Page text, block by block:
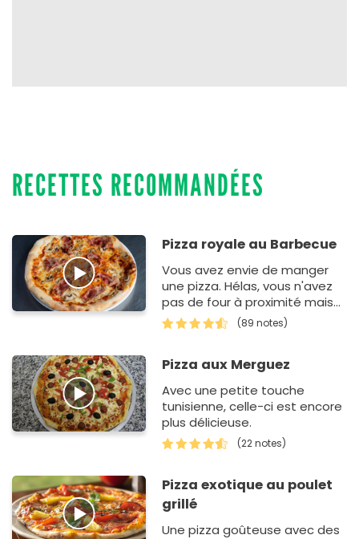
RECETTES RECOMMANDÉES
Pizza royale au Barbecue
Vous avez envie de manger
une pizza. Hélas, vous n'avez
pas de four à proximité mais
uniquement un barbecue.
Aujourd'hui, vous allez
(89 notes)
Pizza aux Merguez
Avec une petite touche
tunisienne, celle-ci est encore
plus délicieuse.
(22 notes)
Pizza exotique au poulet
grillé
Une pizza goûteuse avec des